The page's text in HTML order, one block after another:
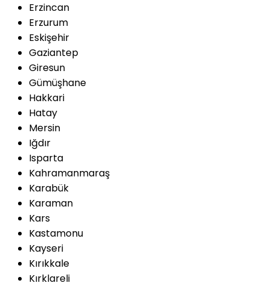
Erzincan
Erzurum
Eskişehir
Gaziantep
Giresun
Gümüşhane
Hakkari
Hatay
Mersin
Iğdır
Isparta
Kahramanmaraş
Karabük
Karaman
Kars
Kastamonu
Kayseri
Kırıkkale
Kırklareli